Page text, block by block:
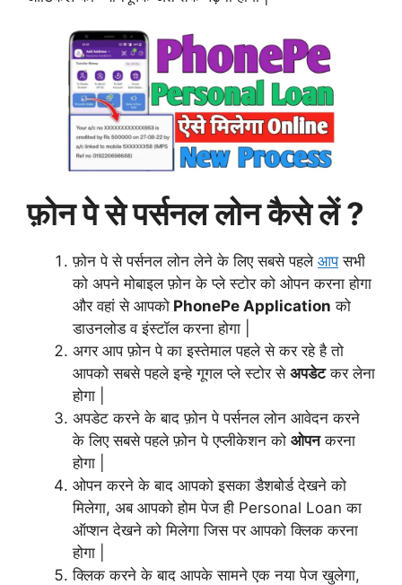
फ़ोन पे से पर्सनल लोन कैसे लें ?
फ़ोन पे से पर्सनल लोन लेने के लिए सबसे पहले आपसभी
को अपने मोबाइल फ़ोन के प्ले स्टोर को ओपन करना होगा
और वहां से आपको PhonePe Application को
डाउनलोड व इंस्टॉल करना होगा |
अगर आप फ़ोन पे का इस्तेमाल पहले से कर रहे है तो
आपको सबसे पहले इन्हे गूगल प्ले स्टोर से अपडेटकर लेना
होगा |
अपडेट करने के बाद फ़ोन पे पर्सनल लोन आवेदन करने
के लिए सबसे पहले फ़ोन पे एप्लीकेशन को ओपनकरना
होगा |
ओपन करने के बाद आपको इसका डैशबोर्ड देखने को
मिलेगा, अब आपको होम पेज ही Personal Loan का
ऑप्शन देखने को मिलेगा जिस पर आपको क्लिक करना
होगा |
क्लिक करने के बाद आपके सामने एक नया पेज खुलेगा,